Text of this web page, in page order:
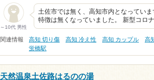
～10代 男性
土佐市では無く、高知市内となってい
特徴は無くなっていました。 新型コロ
関連情報 高知 切り傷 高知 冷え性 高知 カップル 高
蛍橋駅
天然温泉土佐路はるのの湯